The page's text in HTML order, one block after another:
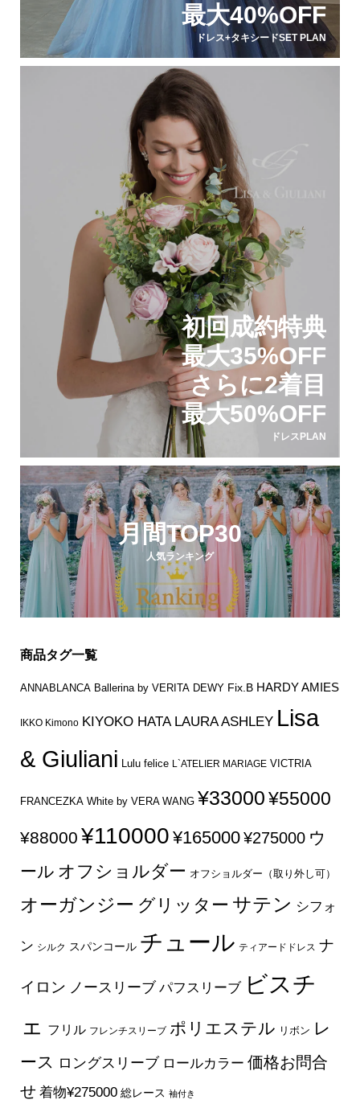
最大40%OFF
ドレス+タキシードSET PLAN
初回成約特典
最大35%OFF
さらに2着目
最大50%OFF
ドレスPLAN
月間TOP30
人気ランキング
商品タグ一覧
ANNABLANCA Ballerina by VERITA DEWY Fix.B HARDY AMIES
IKKO Kimono KIYOKO HATA LAURA ASHLEY Lisa
& Giuliani Lulu felice L`ATELIER MARIAGE VICTRIA
FRANCEZKA White by VERA WANG ¥33000¥55000
¥88000 ¥110000 ¥165000¥275000 ウ
ール オフショルダー オフショルダー（取り外し可）
オーガンジー グリッター サテン シフォ
ン シルク スパンコール チュール ティアードドレス ナ
イロン ノースリーブ パフスリーブ ビスチ
ェ フリル フレンチスリーブ ポリエステル リボン レ
ース ロングスリーブ ロールカラー 価格お問合
せ 着物¥275000 総レース 袖付き